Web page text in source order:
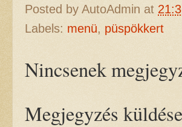
Posted by AutoAdmin at
Labels: menü, püspökkert
Nincsenek
Megjegyzés küldése